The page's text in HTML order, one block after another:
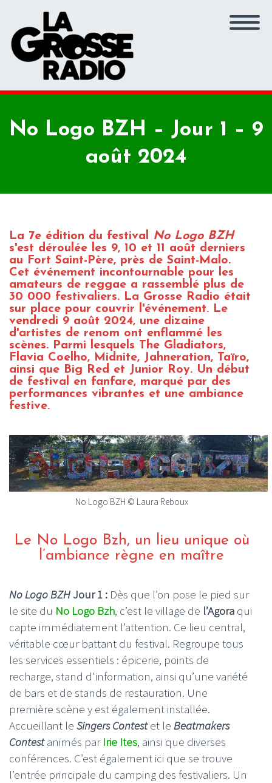
No Logo BZH – Jour 1 – 9
août 2024
La 7e édition du festival No Logo BZH
s'est déroulée les 9, 10 et 11 août derniers
au Fort Saint-Père, près de Saint-Malo.
Cet événement incontournable pour les
amateurs de reggae a rassemblé plus de
30 000 festivaliers. La Grosse Radio était
sur place pour couvrir l'événement. Le
vendredi 9 août 2024, une dizaine
d'artistes de renom ont enflammé les
scènes. Parmi lesquels The Gladiators,
Flavia Coelho, Midnite, Jahneration, Taïro,
ainsi que Big Red et Junior Roy. Un début
de festival en fanfare, marqué par des
performances vibrantes et une ambiance
festive.
No Logo BZH © Laura Reboux
Le No Logo Bzh, un lieu unique où
l’ambiance règne en maître
No Logo BZHJour 1 : Dès que l’on pose le pied sur
le site du No Logo Bzh, c’est le village de l’Agora qui
capte immédiatement l’attention. Ce lieu central,
véritable cœur battant du festival. Regroupe tous
les services essentiels : épicerie, points de
recharge, stand d'information, ainsi qu’une variété
de bars et de stands de restauration. Une
première scène y est également installée.
Accueillant le Singers Contestet le Beatmakers
Contestanimés par Irie Ites, ainsi que diverses
conférences. C’est également ici que se trouve
l’entrée principale du camping des festivaliers. Un